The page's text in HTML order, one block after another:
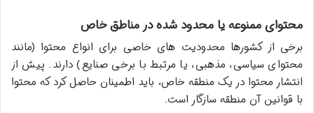
محتوای ممنوعه یا محدود شده در مناطق خاص
برخی از کشورها محدودیت های خاصی برای انواع محتوا (مانند
محتوای سیاسی، مذهبی، یا مرتبط با برخی صنایع) دارند. پیش از
انتشار محتوا در یک منطقه خاص، باید اطمینان حاصل کرد که محتوا
با قوانین آن منطقه سازگار است.